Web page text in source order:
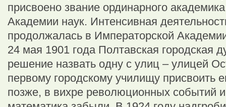
присвоено звание ординарного
Академии наук. Интенсивная
продолжалась в Императорской
24 мая 1901 года Полтавская городская
решение назвать одну с улиц – улицей
первому городскому училищу присвоить
позже, в вихре революционных событий